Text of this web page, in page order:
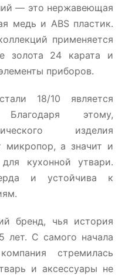
— это нержавеющая
медь и ABS пластик.
применяется
золота 24 карата и
приборов.
18/10 является
этому,
изделия
микропор, а значит и
кухонной утвари.
и устойчива к
бренд, чья история
лет. С самого начала
стремилась
и аксессуары не